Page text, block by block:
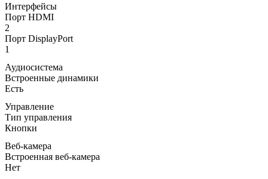
Интерфейсы
Порт HDMI
2
Порт DisplayPort
1
Аудиосистема
Встроенные динамики
Есть
Управление
Тип управления
Кнопки
Веб-камера
Встроенная веб-камера
Нет